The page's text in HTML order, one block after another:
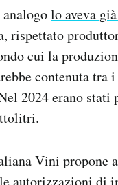
lo aveva
rispettato
cui la
contenuta
2024 erano stati
Vini propone
le autorizzazioni di